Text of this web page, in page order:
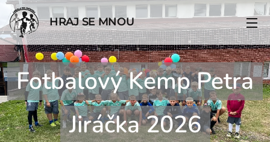
HRAJ SE MNOU
Fotbalový Kemp Petra
Jiráčka 2026